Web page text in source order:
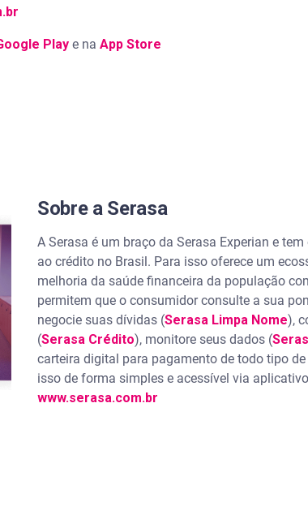
Play e na App Store
Sobre a Serasa
A Serasa é um braço da Serasa Experian e
ao crédito no Brasil. Para isso oferece um
melhoria da saúde financeira da população
permitem que o consumidor consulte a sua
negocie suas dívidas (Serasa Limpa Nome),
(Serasa Crédito), monitore seus dados (
carteira digital para pagamento de todo tipo
isso de forma simples e acessível via
www.serasa.com.br